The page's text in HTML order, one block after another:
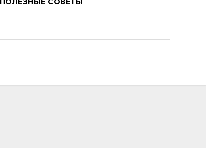
ПОЛЕЗНЫЕ СОВЕТЫ